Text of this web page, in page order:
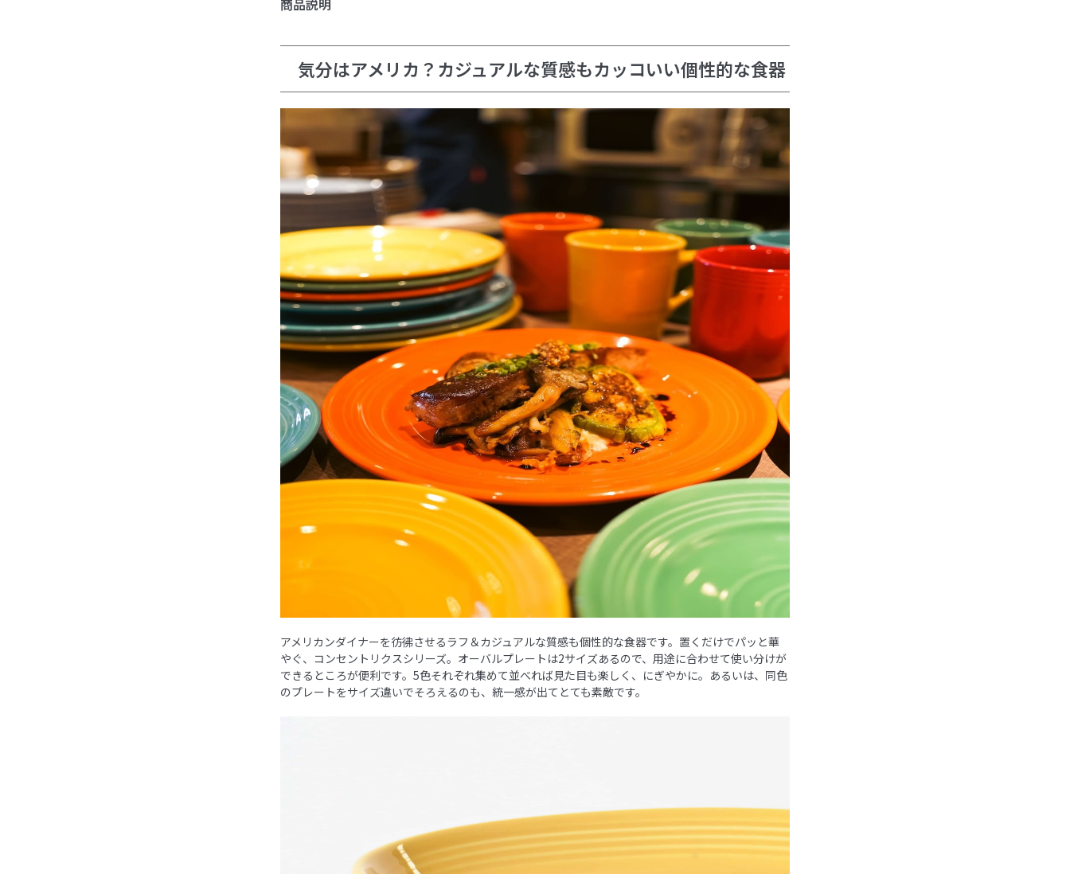
商品説明
気分はアメリカ？カジュアルな質感もカッコいい個性的な食器
アメリカンダイナーを彷彿させるラフ＆カジュアルな質感も個性的な食器です。置くだけでパッと華
やぐ、コンセントリクスシリーズ。オーバルプレートは2サイズあるので、用途に合わせて使い分けが
できるところが便利です。5色それぞれ集めて並べれば見た目も楽しく、にぎやかに。あるいは、同色
のプレートをサイズ違いでそろえるのも、統一感が出てとても素敵です。